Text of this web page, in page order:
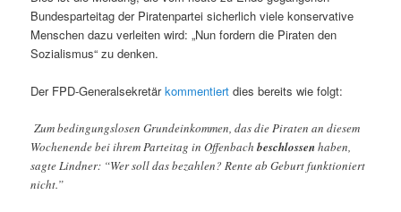
Bundesparteitag der Piratenpartei sicherlich viele konservative
Menschen dazu verleiten wird: „Nun fordern die Piraten den
Sozialismus“ zu denken.
Der FPD-Generalsekretärkommentiert dies bereits wie folgt:
Zum bedingungslosen Grundeinkommen, das die Piraten an diesem
Wochenende bei ihrem Parteitag in Offenbachbeschlossenhaben,
sagte Lindner: “Wer soll das bezahlen? Rente ab Geburt funktioniert
nicht.”